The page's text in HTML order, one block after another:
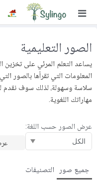
الصفحة الرئيسية
المكتبة
الدورات
المدونة
الصور التعليمية
الصور التعليمية
يساعد التعلم المرئي على
المعلومات التي تقرأها بالصور
سلاسة وسهولة، لذلك سوف نقدم
مهاراتك اللغوية.
عرض الصور حسب اللغة:
جميع صور التصنيفات